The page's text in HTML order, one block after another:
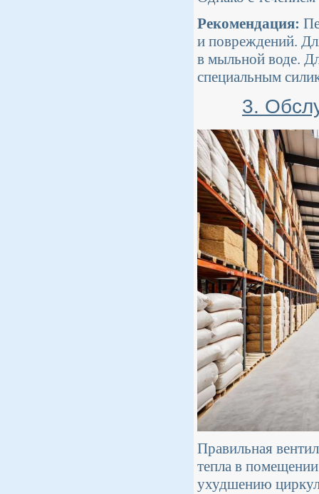
Рекомендация:
и повреждений.
в мыльной воде.
специальным
3.
Правильная
тепла в
ухудшению